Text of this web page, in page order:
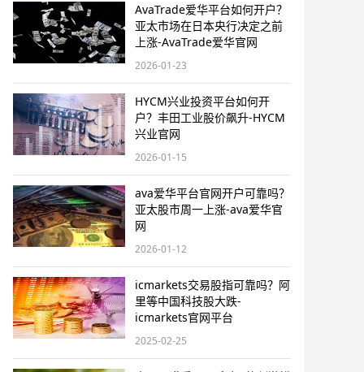
AvaTrade爱华平台如何开户？
亚太市场在日本央行决定之前
上涨-AvaTrade爱华官网
2026-01-23
HYCM兴业投资平台如何开
户？丰田工业股价飙升-HYCM
兴业官网
2026-01-15
ava爱华平台官网开户可靠吗？
亚太股市周一上涨-ava爱华官
网
2026-01-12
icmarkets交易股指可靠吗？阿
里等中国科技股大跌-
icmarkets官网平台
2025-02-25